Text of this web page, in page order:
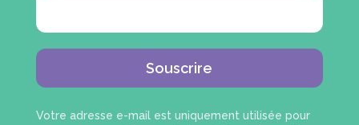
Souscrire
Votre adresse e-mail est uniquement utilisée pour